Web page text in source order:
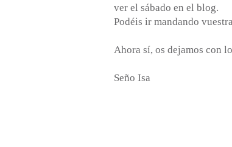
ver el sábado en el blog.
Podéis ir mandando
Ahora sí, os dejamos con
Seño Isa